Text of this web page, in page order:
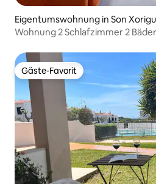
Eigentumswohnung in Son
Wohnung 2 Schlafzimmer 2 Bäder
Gäste-Favorit
Gäste-Favorit